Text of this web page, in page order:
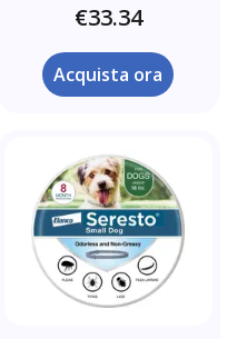
€33.34
Acquista ora